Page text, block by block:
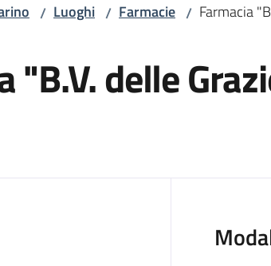
/ Luoghi / Farmacie / Farmacia
"B.V. delle